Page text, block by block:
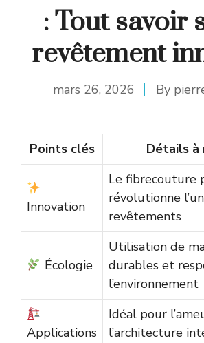
: Tout savoir
revêtement
mars 26, 2026 By
Points clés Détails
Innovation
Le fibrecouture
révolutionne
revêtements
Écologie
Utilisation de
durables et
l’environnement
Applications
Idéal pour
l’architecture